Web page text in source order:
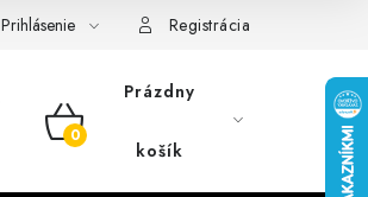
Prihlásenie Registrácia
NÁKUPNÝ
Prázdny
košík